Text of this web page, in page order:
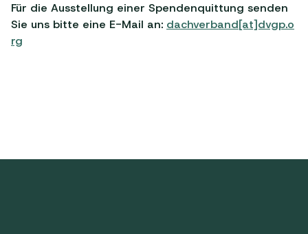
Für die Ausstellung einer Spendenquittung senden
Sie uns bitte eine E-Mail an: dachverband[at]dvgp.o
rg